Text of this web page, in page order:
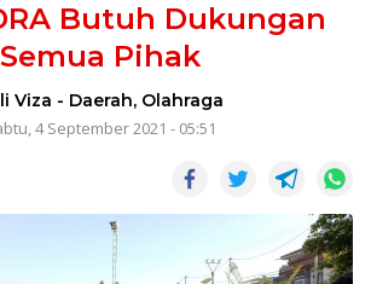
Butuh Dukungan
Semua Pihak
Viza - Daerah, Olahraga
4 September 2021 - 05:51